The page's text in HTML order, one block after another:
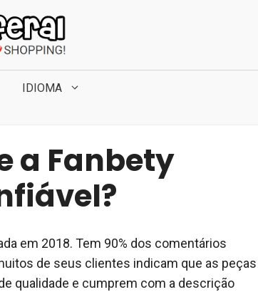
IDIOMA
a Fanbety
em 2018. Tem 90% dos comentários
de seus clientes indicam que as peças
qualidade e cumprem com a descrição